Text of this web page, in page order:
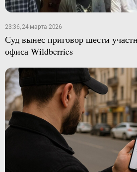
23:36, 24 марта 2026
Суд вынес приговор шести
офиса Wildberries